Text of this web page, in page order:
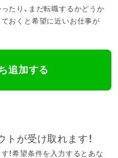
たり、まだ転職するかどうか
おくと希望に近いお仕事が
追加する
が受け取れます！
！希望条件を入力するとあな